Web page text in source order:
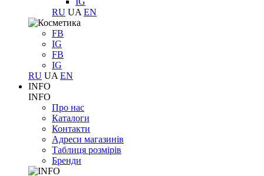
RU UA EN
FB
IG
FB
IG
RU UA EN
INFO
INFO
Про нас
Каталоги
Контакти
Адреси магазинів
Таблиця розмірів
Бренди